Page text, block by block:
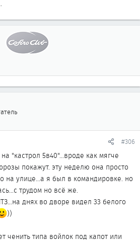
#306
"кастрол 5в40"...вроде как мягче
покажут. эту неделю она просто
на улице...а я был в командировке. но
трудом но всё же.
днях во дворе видел 33 белого
))
ченить типа войлок под капот или